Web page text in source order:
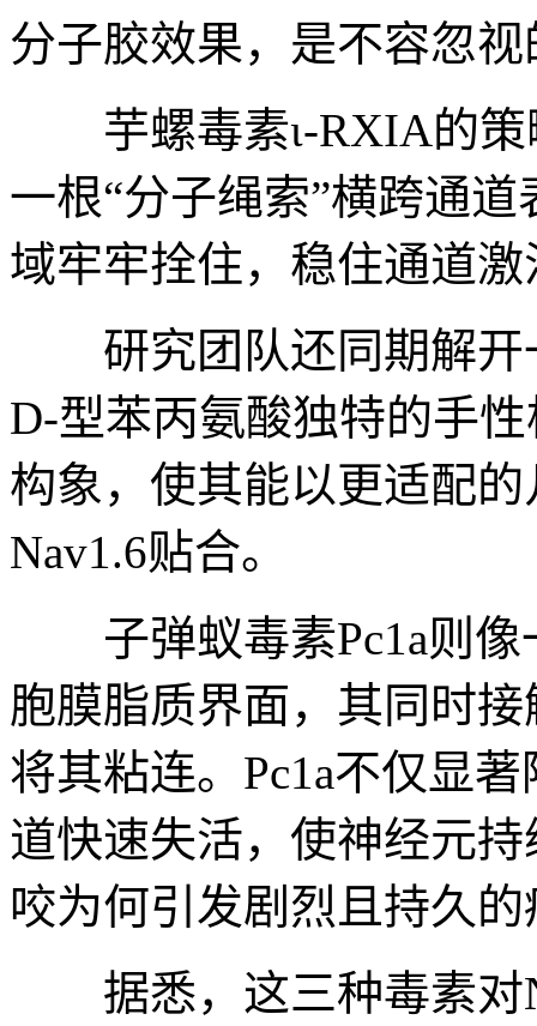
分子胶效果，是不容忽
芋螺毒素ɩ-RXIA的策
一根“分子绳索”横跨通
域牢牢拴住，稳住通道
研究团队还同期解开
D-型苯丙氨酸独特的手
构象，使其能以更适配
Nav1.6贴合。
子弹蚁毒素Pc1a则像
胞膜脂质界面，其同时
将其粘连。Pc1a不仅显
道快速失活，使神经元
咬为何引发剧烈且持久的
据悉，这三种毒素对